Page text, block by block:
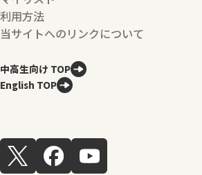
利用方法
当サイトへのリンクについて
中高生向け TOP
English TOP